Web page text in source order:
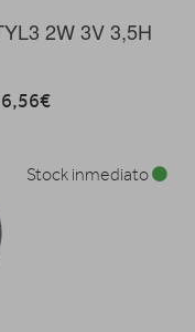
2W 3V 3,5H
Stock inmediato